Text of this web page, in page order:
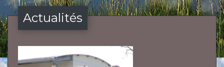
Actualités